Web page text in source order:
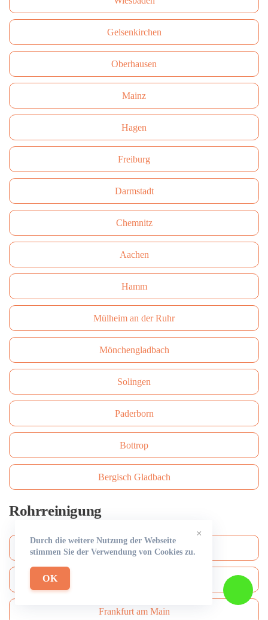
Gelsenkirchen
Oberhausen
Mainz
Hagen
Freiburg
Darmstadt
Сhemnitz
Aachen
Hamm
Mülheim an der Ruhr
Mönchengladbach
Solingen
Paderborn
Bottrop
Bergisch Gladbach
Rohrreinigung
Köln
Frankfurt am Main
×
Durch die weitere Nutzung der Webseite
stimmen Sie der Verwendung von Cookies zu.
OK